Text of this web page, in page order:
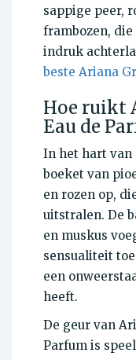
sappige peer,
frambozen,
indruk
beste Ariana
Hoe ruikt
Eau de
In het hart van
boeket van
en rozen op,
uitstralen. De
en muskus
sensualiteit
een
heeft.
De geur van
Parfum is